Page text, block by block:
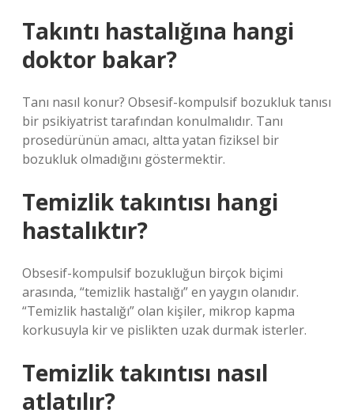
Takıntı hastalığına hangi
doktor bakar?
Tanı nasıl konur? Obsesif-kompulsif bozukluk tanısı
bir psikiyatrist tarafından konulmalıdır. Tanı
prosedürünün amacı, altta yatan fiziksel bir
bozukluk olmadığını göstermektir.
Temizlik takıntısı hangi
hastalıktır?
Obsesif-kompulsif bozukluğun birçok biçimi
arasında, “temizlik hastalığı” en yaygın olanıdır.
“Temizlik hastalığı” olan kişiler, mikrop kapma
korkusuyla kir ve pislikten uzak durmak isterler.
Temizlik takıntısı nasıl
atlatılır?